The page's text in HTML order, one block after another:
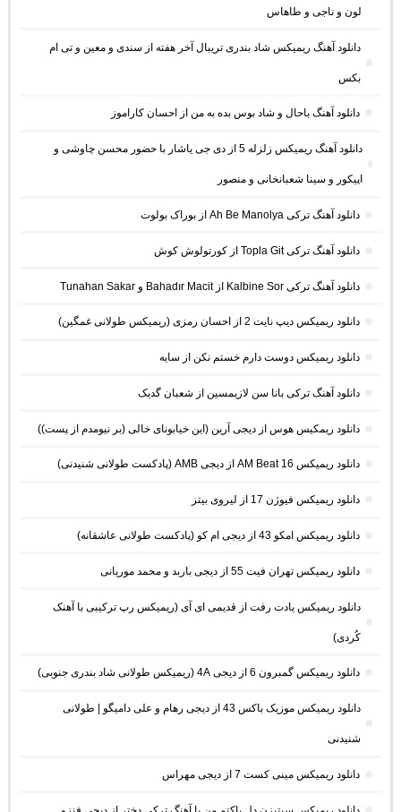
لون و ناجی و طاهاس
دانلود آهنگ ریمیکس شاد بندری تریبال آخر هفته از سندی و معین و تی ام
بکس
دانلود آهنگ باحال و شاد بوس بده به من از احسان کاراموز
دانلود آهنگ ریمیکس زلزله 5 از دی جی یاشار با حضور محسن چاوشی و
اپیکور و سینا شعبانخانی و منصور
دانلود آهنگ ترکی Ah Be Manolya از بوراک بولوت
دانلود آهنگ ترکی Topla Git از کورتولوش کوش
دانلود آهنگ ترکی Kalbine Sor از Bahadır Macit و Tunahan Sakar
دانلود ریمیکس دیپ نایت 2 از احسان رمزی (ریمیکس طولانی غمگین)
دانلود ریمیکس دوست دارم خستم نکن از سایه
دانلود آهنگ ترکی بانا سن لازیمسین از شعبان گدیک
دانلود ریمکیس هوس از دیجی آرین (این خیابونای خالی (بر نیومدم از پست))
دانلود ریمیکس AM Beat 16 از دیجی AMB (پادکست طولانی شنیدنی)
دانلود ریمیکس فیوژن 17 از لیروی بیتز
دانلود ریمیکس امکو 43 از دیجی ام کو (پادکست طولانی عاشقانه)
دانلود ریمیکس تهران فیت 55 از دیجی باربد و محمد موریانی
دانلود ریمیکس یادت رفت از قدیمی ای آی (ریمیکس رپ ترکیبی با آهنک
کُردی)
دانلود ریمیکس گمبرون 6 از دیجی 4A (ریمیکس طولانی شاد بندری جنوبی)
دانلود ریمیکس موزیک باکس 43 از دیجی رهام و علی دامیگو | طولانی
شنیدنی
دانلود ریمیکس مینی کست 7 از دیجی مهراس